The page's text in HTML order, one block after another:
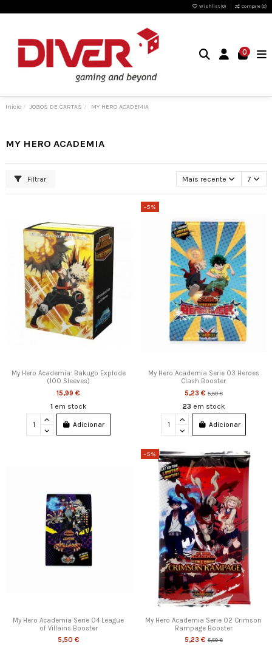
Wishlist (0) Compare (0)
0
Início JOGOS DE CARTAS MY HERO ACADEMIA
MY HERO ACADEMIA
Filtrar Mais recente 7
My Hero Academia: Bakugo Explode
(100 Sleeves)
15,99 €
1 em stock
Adicionar
-5%
My Hero Academia Serie 03 Heroes
Clash Booster
5,23 €5,50 €
23 em stock
Adicionar
My Hero Academia Serie 04 League
of Villains Booster
5,50 €
-5%
My Hero Academia Serie 02 Crimson
Rampage Booster
5,23 €5,50 €